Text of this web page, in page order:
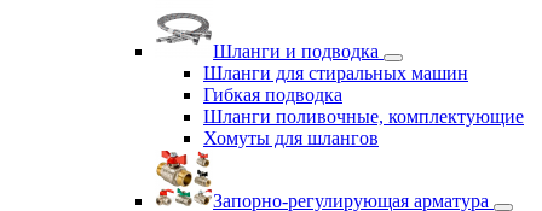
Шланги и подводка
Шланги для стиральных машин
Гибкая подводка
Шланги поливочные, комплектующие
Хомуты для шлангов
Запорно-регулирующая арматура